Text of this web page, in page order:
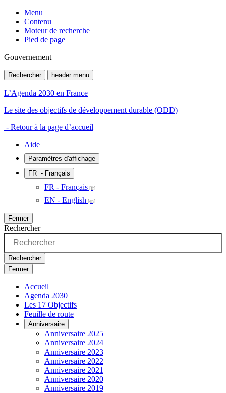
Menu
Contenu
Moteur de recherche
Pied de page
Gouvernement
Rechercher header menu
L’Agenda 2030 en France
Le site des objectifs de développement durable (ODD)
- Retour à la page d’accueil
Aide
Paramètres d'affichage
FR - Français
FR - Français
EN - English
Fermer
Rechercher
Rechercher
Fermer
Accueil
Agenda 2030
Les 17 Objectifs
Feuille de route
Anniversaire
Anniversaire 2025
Anniversaire 2024
Anniversaire 2023
Anniversaire 2022
Anniversaire 2021
Anniversaire 2020
Anniversaire 2019